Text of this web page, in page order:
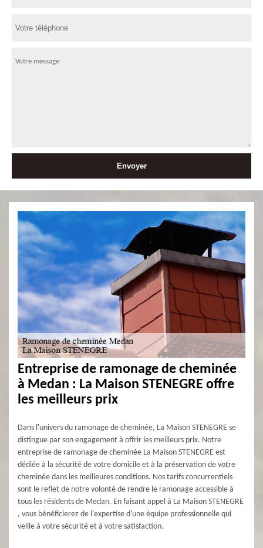
Entreprise de ramonage de cheminée
à Medan : La Maison STENEGRE offre
les meilleurs prix
Dans l'univers du ramonage de cheminée, La Maison STENEGRE se
distingue par son engagement à offrir les meilleurs prix. Notre
entreprise de ramonage de cheminée La Maison STENEGRE est
dédiée à la sécurité de votre domicile et à la préservation de votre
cheminée dans les meilleures conditions. Nos tarifs concurrentiels
sont le reflet de notre volonté de rendre le ramonage accessible à
tous les résidents de Medan. En faisant appel à La Maison STENEGRE
, vous bénéficierez de l'expertise d'une équipe professionnelle qui
veille à votre sécurité et à votre satisfaction.